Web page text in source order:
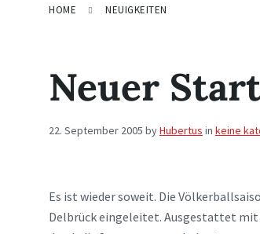
HOME NEUIGKEITEN
Neuer
22. September 2005 byHubertus in keine
Es ist wieder soweit. Die
Delbrück eingeleitet. Ausgestattet mit